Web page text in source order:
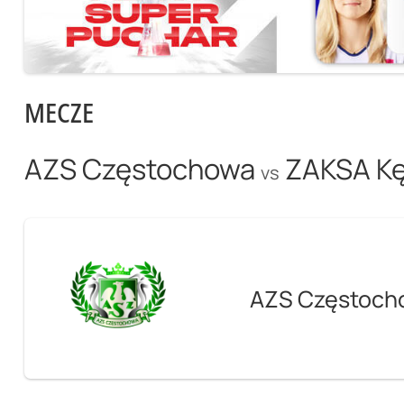
MECZE
AZS Częstochowa vs ZAKSA
AZS